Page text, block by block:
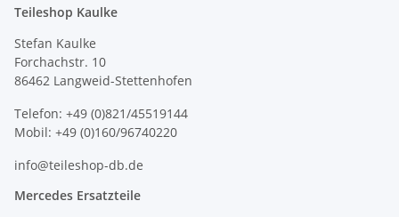
Teileshop Kaulke
Stefan Kaulke
Forchachstr. 10
86462 Langweid-Stettenhofen
Telefon: +49 (0)821/45519144
Mobil: +49 (0)160/96740220
info@teileshop-db.de
Mercedes Ersatzteile